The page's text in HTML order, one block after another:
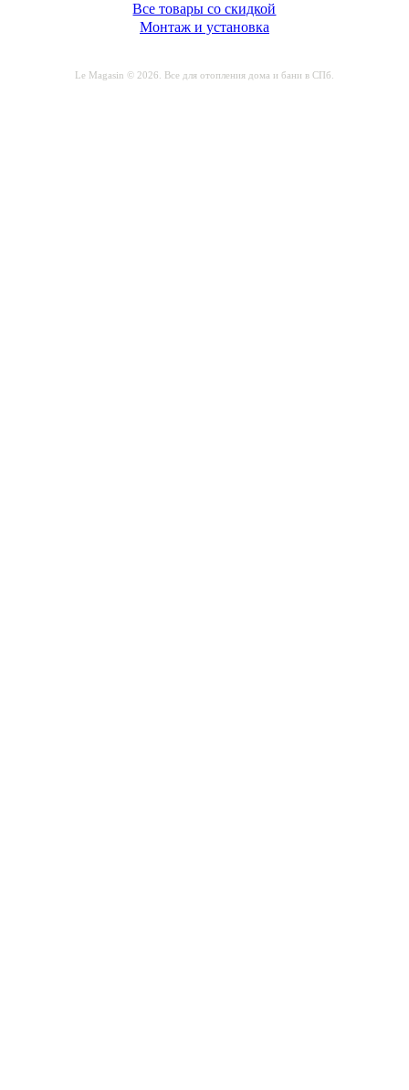
Все товары со скидкой
Монтаж и установка
Le Magasin © 2026. Все для отопления дома и бани в СПб.